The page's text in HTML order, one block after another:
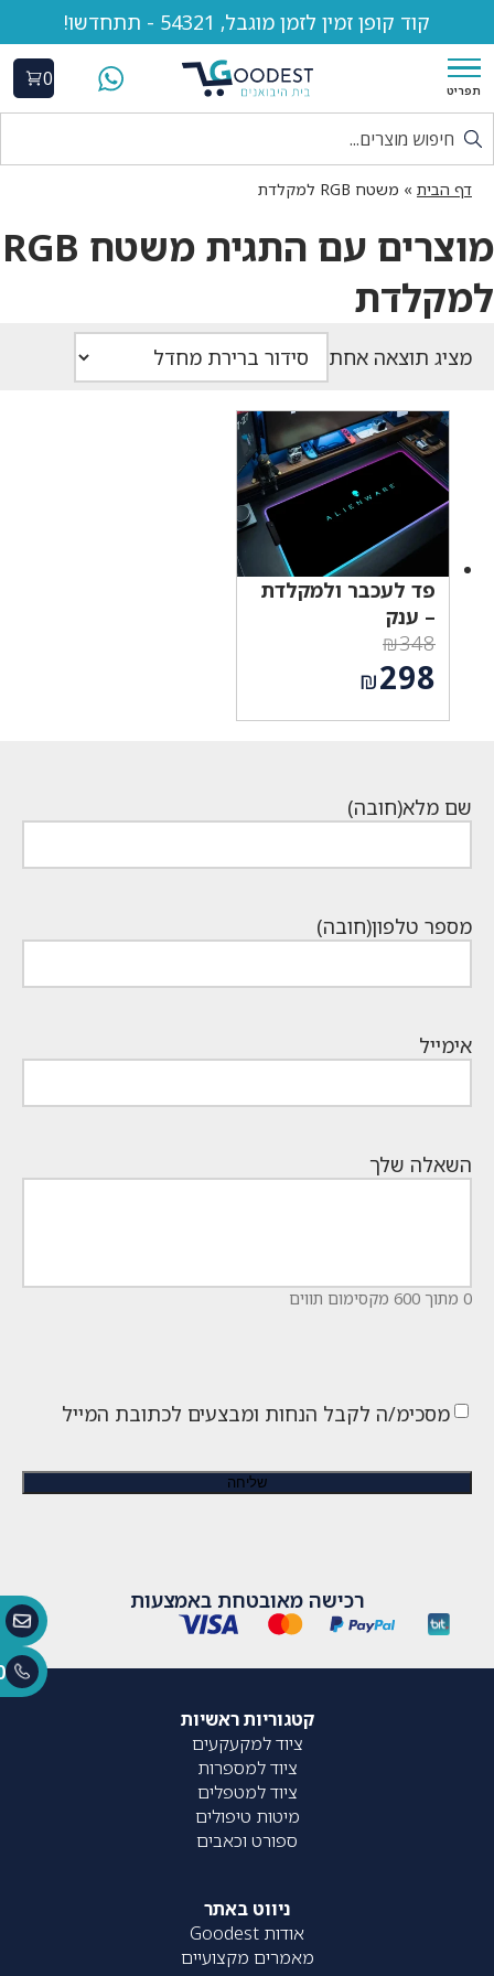
קוד קופן זמין לזמן מוגבל, 54321 - תתחדשו!
תפריט
0
דף הבית » משטח RGB למקלדת
מוצרים עם התגית משטח RGB
למקלדת
מציג תוצאה אחת
פד לעכבר ולמקלדת
– ענק
₪348
המחיר
המקורי
היה:
₪298
שם מלא(חובה)
מספר טלפון(חובה)
אימייל
השאלה שלך
0 מתוך 600 מקסימום תווים
מסכימ/ה לקבל הנחות ומבצעים לכתובת המייל
רכישה מאובטחת באמצעות
קטגוריות ראשיות
ציוד למקעקעים
ציוד למספרות
ציוד למטפלים
מיטות טיפולים
ספורט וכאבים
ניווט באתר
אודות Goodest
מאמרים מקצועיים